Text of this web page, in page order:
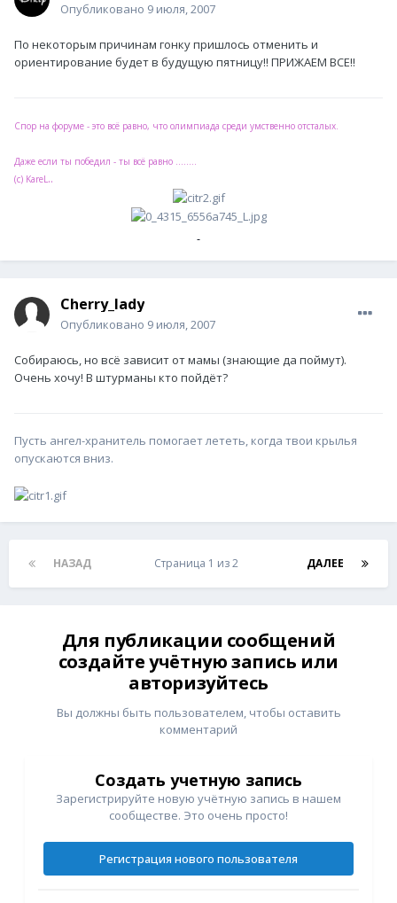
Опубликовано 9 июля, 2007
По некоторым причинам гонку пришлось отменить и
ориентирование будет в будущую пятницу!! ПРИЖАЕМ ВСЕ!!
Спор на форуме - это всё равно, что олимпиада среди умственно отсталых.
Даже если ты победил - ты всё равно ........
(с) KareL..
Cherry_lady
Опубликовано 9 июля, 2007
Собираюсь, но всё зависит от мамы (знающие да поймут).
Очень хочу! В штурманы кто пойдёт?
Пусть ангел-хранитель помогает лететь, когда твои крылья
опускаются вниз.
НАЗАД ДАЛЕЕ
Страница 1 из 2
Для публикации сообщений
создайте учётную запись или
авторизуйтесь
Вы должны быть пользователем, чтобы оставить
комментарий
Создать учетную запись
Зарегистрируйте новую учётную запись в нашем
сообществе. Это очень просто!
Регистрация нового пользователя